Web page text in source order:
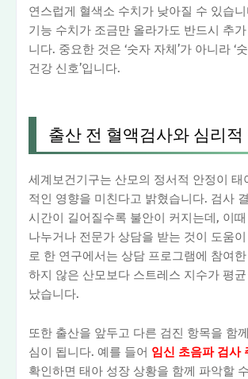
연스럽게 혈색소 수치가 낮아질 수 있습
기능 수치가 조금만 올라가도 반드시 추
니다. 중요한 것은 ‘숫자 자체’가 아니라 ‘
건강 신호’입니다.
출산 전 혈액검사와 심리적
세계보건기구는 산모의 정서적 안정이 태
적인 영향을 미친다고 밝혔습니다. 검사
시간이 길어질수록 불안이 커지는데, 이
나누거나 전문가 상담을 받는 것이 도움
로 한 연구에서는 상담 프로그램에 참여
하지 않은 산모보다 스트레스 지수가 평
났습니다.
또한 출산을 앞두고 다른 검진 항목을 함
심이 됩니다. 예를 들어 임신 초음파 검사
확인하면 태아 성장 상황을 함께 파악할